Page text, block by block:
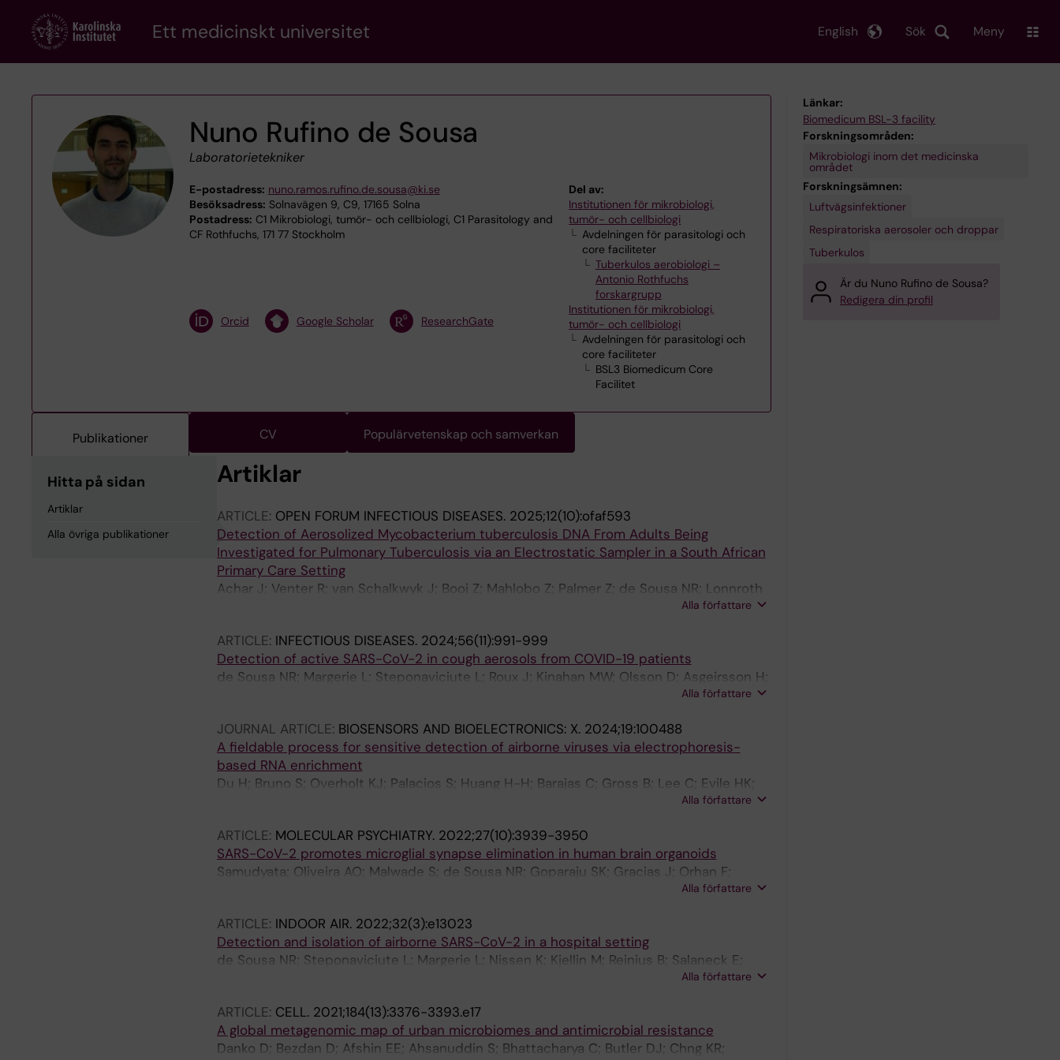
content
Ett medicinskt universitet Sök
English Meny
Nuno Rufino de Sousa
Laboratorietekniker
E-postadress: nuno.ramos.rufino.de.sousa@ki.se
Besöksadress: Solnavägen 9, C9, 17165 Solna
Postadress: C1 Mikrobiologi, tumör- och cellbiologi, C1 Parasitology and
CF Rothfuchs, 171 77 Stockholm
Del av:
Institutionen för mikrobiologi,
tumör- och cellbiologi
Avdelningen för parasitologi och
core faciliteter
Tuberkulos aerobiologi –
Antonio Rothfuchs
forskargrupp
Institutionen för mikrobiologi,
tumör- och cellbiologi
Avdelningen för parasitologi och
core faciliteter
BSL3 Biomedicum Core
Facilitet
Orcid Google Scholar ResearchGate
Publikationer CV Populärvetenskap och samverkan
Hitta på sidan
Artiklar
Alla övriga publikationer
Artiklar
ARTICLE: OPEN FORUM INFECTIOUS DISEASES. 2025;12(10):ofaf593
Detection of Aerosolized Mycobacterium tuberculosis DNA From Adults Being
Investigated for Pulmonary Tuberculosis via an Electrostatic Sampler in a South African
Primary Care Setting
Achar J; Venter R; van Schalkwyk J; Booi Z; Mahlobo Z; Palmer Z; de Sousa NR; Lonnroth
Alla författare
ARTICLE: INFECTIOUS DISEASES. 2024;56(11):991-999
Detection of active SARS-CoV-2 in cough aerosols from COVID-19 patients
de Sousa NR; Margerie L; Steponaviciute L; Roux J; Kinahan MW; Olsson D; Asgeirsson H;
Alla författare
JOURNAL ARTICLE: BIOSENSORS AND BIOELECTRONICS: X. 2024;19:100488
A fieldable process for sensitive detection of airborne viruses via electrophoresis-
based RNA enrichment
Du H; Bruno S; Overholt KJ; Palacios S; Huang H-H; Barajas C; Gross B; Lee C; Evile HK;
Alla författare
ARTICLE: MOLECULAR PSYCHIATRY. 2022;27(10):3939-3950
SARS-CoV-2 promotes microglial synapse elimination in human brain organoids
Samudyata; Oliveira AO; Malwade S; de Sousa NR; Goparaju SK; Gracias J; Orhan F;
Steponaviciute L; Schalling M; Sheridan SD; Perlis RH; Rothfuchs AG; Sellgren CM
Alla författare
ARTICLE: INDOOR AIR. 2022;32(3):e13023
Detection and isolation of airborne SARS-CoV-2 in a hospital setting
de Sousa NR; Steponaviciute L; Margerie L; Nissen K; Kjellin M; Reinius B; Salaneck E;
Alla författare
ARTICLE: CELL. 2021;184(13):3376-3393.e17
A global metagenomic map of urban microbiomes and antimicrobial resistance
Danko D; Bezdan D; Afshin EE; Ahsanuddin S; Bhattacharya C; Butler DJ; Chng KR;
Länkar:
Biomedicum BSL-3 facility
Forskningsområden:
Mikrobiologi inom det medicinska
området
Forskningsämnen:
Luftvägsinfektioner
Respiratoriska aerosoler och droppar
Tuberkulos
Är du Nuno Rufino de Sousa?
Redigera din profil